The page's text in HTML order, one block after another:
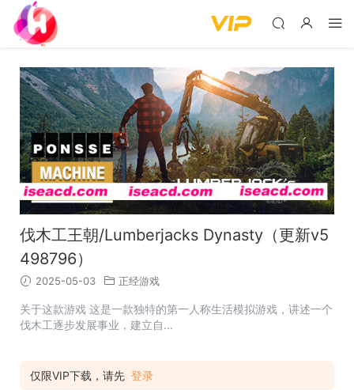
伐木工王朝/Lumberjacks Dynasty（更新v5
498796）
2025-05-03 正经游戏
关于这款游戏 这是一款独特的第一人称生活模拟游戏，讲述一个
伐木工逐步发展事业，建立自...
仅限VIP下载，请先 登录